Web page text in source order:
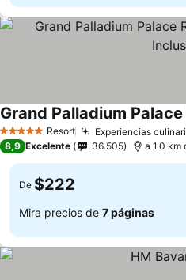
5 Estrellas Resort Experiencias
Ver precios
8,9 Excelente 36.505 a 1.0 km
De $222
Mira precios de 7 páginas